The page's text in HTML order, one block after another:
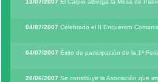
13/07/2007 El Carpio alberga la Mesa de
04/07/2007 Celebrado el II Encuentro
04/07/2007 Éxito de participación de la 1ª
28/06/2007 Se constituye la Asociación que